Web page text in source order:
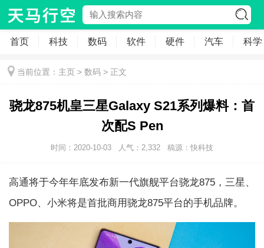
首页 科技 数码 软件 硬件 汽车 科学
当前位置： 主页 > 数码 > 正文
骁龙875机皇三星Galaxy S21系列爆料：首
次配S Pen
时间：2020-10-03 人气： 2,332 稿源：快科技
高通将于今年年底发布新一代旗舰平台骁龙875，三星、
OPPO、小米将是首批商用骁龙875平台的手机品牌。